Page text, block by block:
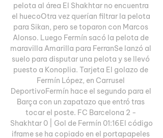
pelota al área El Shakhtar no encuentra
el huecoOtra vez querían filtrar la pelota
para Sikan, pero se toparon con Marcos
Alonso. Luego Fermín sacó la pelota de
maravilla Amarilla para FerranSe lanzó al
suelo para disputar una pelota y se llevó
puesto a Konoplia. Tarjeta El golazo de
Fermín López, en Carrusel
DeportivoFermín hace el segundo para el
Barça con un zapatazo que entró tras
tocar el poste. FC Barcelona 2 -
Shakhtar 0 | Gol de Fermín 01:16El código
iframe se ha copiado en el portapapeles